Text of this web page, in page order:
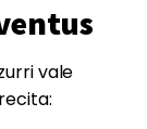
vale